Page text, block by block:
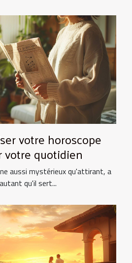
votre horoscope
votre quotidien
aussi mystérieux qu'attirant, a
qu'il sert...